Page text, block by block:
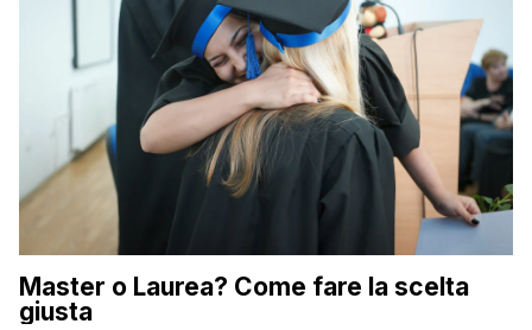
Master o Laurea? Come fare la scelta
giusta